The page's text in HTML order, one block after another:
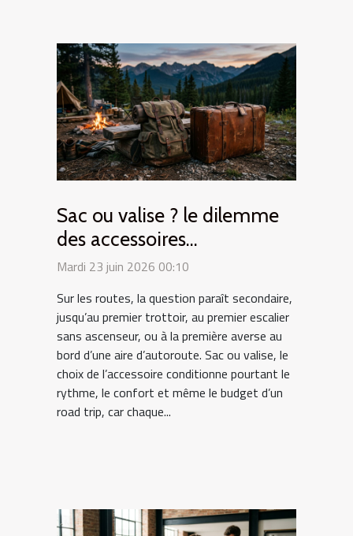
Sac ou valise ? le dilemme
des accessoires
indispensables en road trip
Mardi 23 juin 2026 00:10
Sur les routes, la question paraît secondaire,
jusqu’au premier trottoir, au premier escalier
sans ascenseur, ou à la première averse au
bord d’une aire d’autoroute. Sac ou valise, le
choix de l’accessoire conditionne pourtant le
rythme, le confort et même le budget d’un
road trip, car chaque...